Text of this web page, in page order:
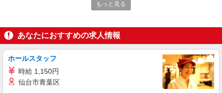
福島県郡山市富久山町久保田字太郎殿前2-12
キープ 詳細を見る
すき家 4号郡山安積店
すき家の店舗スタッフ（接客・調理・清掃な
もっと見る
あなたにおすすめの求人情報
ホールスタッフ
時給 1,150円
仙台市青葉区